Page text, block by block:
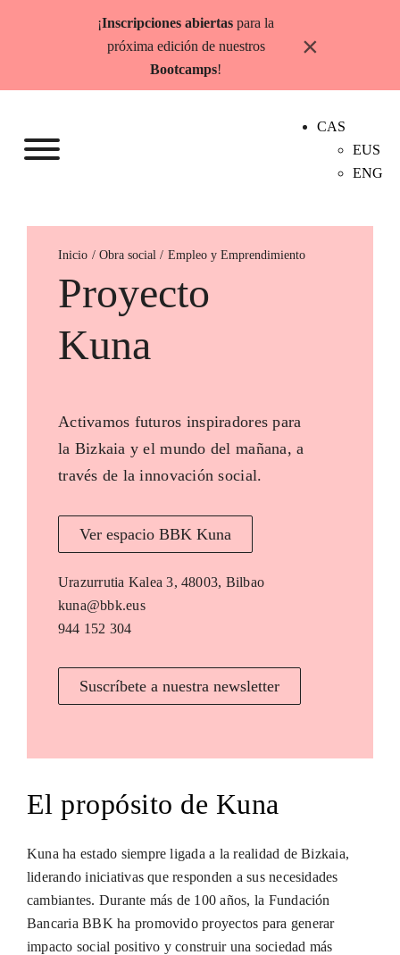
¡Inscripciones abiertas para la
próxima edición de nuestros
Bootcamps!
×
CAS
EUS
ENG
Inicio Empleo y Emprendimiento
Proyecto
Kuna
Activamos futuros inspiradores para
la Bizkaia y el mundo del mañana, a
través de la innovación social.
Ver espacio BBK Kuna
Urazurrutia Kalea 3, 48003, Bilbao
kuna@bbk.eus
944 152 304
Suscríbete a nuestra newsletter
El propósito de Kuna
Kuna ha estado siempre ligada a la realidad de Bizkaia,
liderando iniciativas que responden a sus necesidades
cambiantes. Durante más de 100 años, la Fundación
Bancaria BBK ha promovido proyectos para generar
impacto social positivo y construir una sociedad más